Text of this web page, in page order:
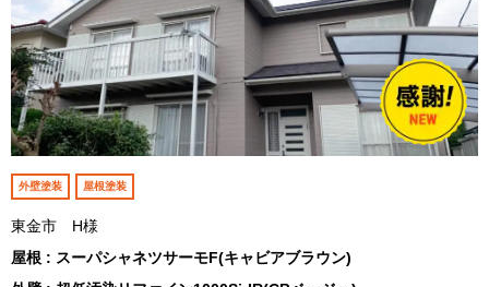
外壁塗装 屋根塗装
東金市 H様
屋根 : スーパシャネツサーモF(キャビアブラウン)